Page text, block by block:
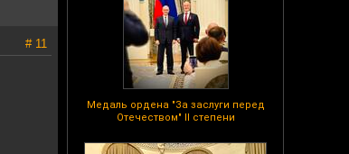
Медаль ордена "За заслуги перед
Отечеством" II степени
# 11